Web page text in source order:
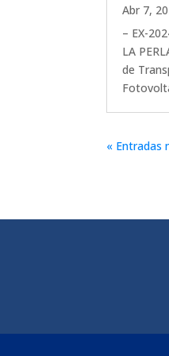
Abr 7,
– EX-
LA
de
« Entradas